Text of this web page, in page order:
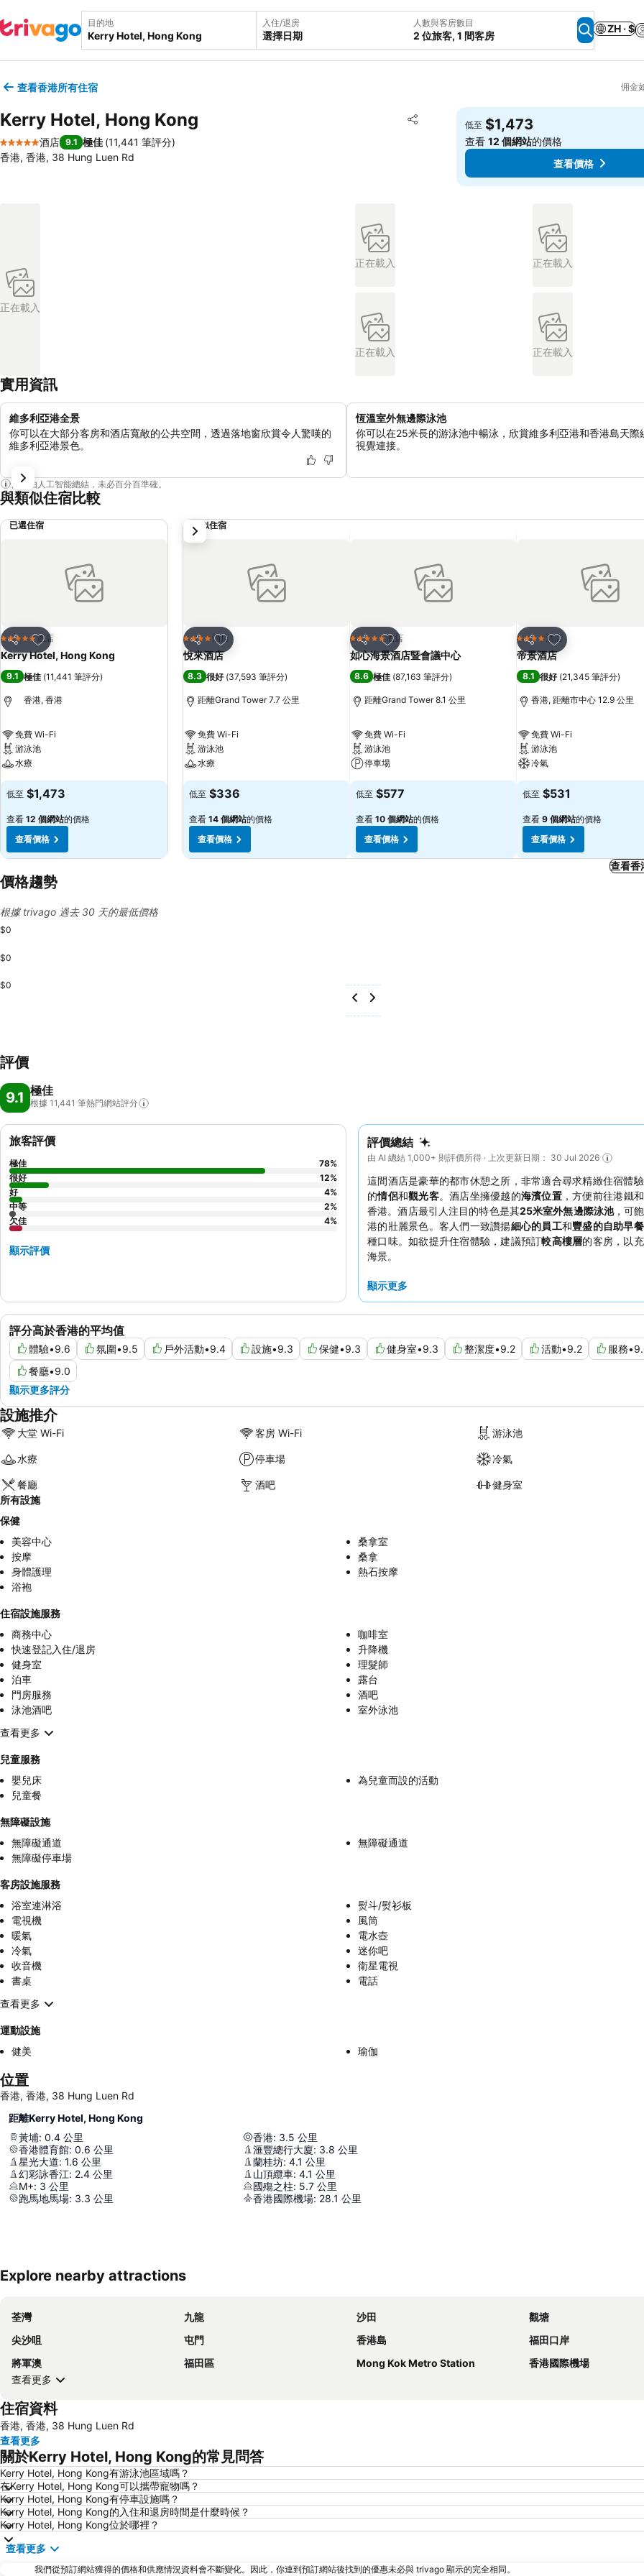
目的地 入住/退房
選擇日期
人數與客房數目
2 位旅客, 1 間客房
ZH · $
查看香港所有住宿 佣金
Kerry Hotel, Hong Kong 分享
放到收藏夾
5 星級
酒店 9.1 極佳 (11,441 筆評分)
香港, 香港, 38 Hung Luen Rd
低至 $1,473
查看12 個網站的價格
查看價格
正在載入
正在載入 正在載入
正在載入 正在載入
實用資訊
維多利亞港全景
你可以在大部分客房和酒店寬敞的公共空間，透過落地窗欣賞令人驚嘆的
維多利亞港景色。
恆溫室外無邊際泳池
你可以在25米長的游泳池中暢泳，欣賞維多利亞港和香港島天際
視覺連接。
內容由人工智能總結，未必百分百準確。
與類似住宿比較
已選住宿
分享
放到收藏夾
5 星級 酒店
Kerry Hotel, Hong Kong
9.1 極佳 (11,441 筆評分)
香港, 香港
免費 Wi-Fi
游泳池
水療
低至 $1,473
查看 12 個網站的價格
查看價格
類似住宿
分享
放到收藏夾
4 星級 酒店
悅來酒店
8.3 很好 (37,593 筆評分)
距離Grand Tower 7.7 公里
免費 Wi-Fi
游泳池
水療
低至 $336
查看 14 個網站的價格
查看價格
分享
放到收藏夾
5 星級 酒店
如心海景酒店暨會議中心
8.6 極佳 (87,163 筆評分)
距離Grand Tower 8.1 公里
免費 Wi-Fi
游泳池
停車場
低至 $577
查看 10 個網站的價格
查看價格
分享
放到收藏夾
4 星級 酒店
帝景酒店
8.1 很好 (21,345 筆評分)
香港, 距離市中心 12.9 公里
免費 Wi-Fi
游泳池
冷氣
低至 $531
查看 9 個網站的價格
查看價格
下一步
查看香
價格趨勢
根據 trivago 過去 30 天的最低價格
$0
$0
$0
評價
9.1 極佳
根據 11,441 筆熱門網站評分
評價總結
由 AI 總結 1,000+ 則評價所得 · 上次更新日期： 30 Jul 2026
這間酒店是豪華的都市休憩之所，非常適合尋求精緻住宿體
的情侶和觀光客。酒店坐擁優越的海濱位置，方便前往港鐵
香港。酒店最引人注目的特色是其25米室外無邊際泳池，可
港的壯麗景色。客人們一致讚揚細心的員工和豐盛的自助早餐
種口味。如欲提升住宿體驗，建議預訂較高樓層的客房，以
海景。
顯示更多
評分高於香港的平均值
體驗•9.6 氛圍•9.5 戶外活動•9.4 設施•9.3 保健•9.3 健身室•9.3 整潔度•9.2 活動•9.2 服務•
餐廳•9.0
顯示更多評分
旅客評價
極佳 78%
很好
12%
好
4%
中等
2%
欠佳
4%
顯示評價
設施推介
大堂 Wi-Fi 客房 Wi-Fi 游泳池
水療 停車場 冷氣
餐廳 酒吧
健身室
所有設施
保健
美容中心
桑拿室
按摩
桑拿
身體護理
熱石按摩
浴袍
住宿設施服務
商務中心
咖啡室
快速登記入住/退房
升降機
健身室
理髮師
泊車
露台
門房服務
酒吧
泳池酒吧
室外泳池
查看更多
兒童服務
嬰兒床
為兒童而設的活動
兒童餐
無障礙設施
無障礙通道
無障礙通道
無障礙停車場
客房設施服務
浴室連淋浴
熨斗/熨衫板
電視機
風筒
暖氣
電水壺
冷氣
迷你吧
收音機
衛星電視
書桌
電話
查看更多
運動設施
健美
瑜伽
位置
香港, 香港, 38 Hung Luen Rd
距離Kerry Hotel, Hong Kong
黃埔: 0.4 公里
香港體育館: 0.6 公里
星光大道: 1.6 公里
幻彩詠香江: 2.4 公里
M+: 3 公里
跑馬地馬場: 3.3 公里
香港: 3.5 公里
滙豐總行大廈: 3.8 公里
蘭桂坊: 4.1 公里
山頂纜車: 4.1 公里
國殤之柱: 5.7 公里
香港國際機場: 28.1 公里
Explore nearby attractions
荃灣 九龍 沙田
觀塘
尖沙咀
屯門 香港島
福田口岸
將軍澳
福田區 Mong Kok Metro Station
香港國際機場
查看更多
住宿資料
香港, 香港, 38 Hung Luen Rd
查看更多
關於Kerry Hotel, Hong Kong的常見問答
Kerry Hotel, Hong Kong有游泳池區域嗎？
在Kerry Hotel, Hong Kong可以攜帶寵物嗎？
Kerry Hotel, Hong Kong有停車設施嗎？
Kerry Hotel, Hong Kong的入住和退房時間是什麼時候？
Kerry Hotel, Hong Kong位於哪裡？
查看更多
我們從預訂網站獲得的價格和供應情況資料會不斷變化。因此，你連到預訂網站後找到的優惠未必與 trivago 顯示的完全相同。